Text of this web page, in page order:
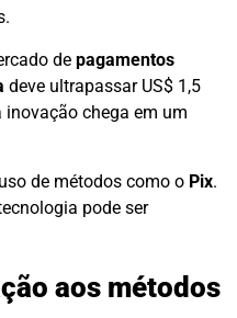
de pagamentos
deve ultrapassar US$ 1,5
chega em um
de métodos como o Pix.
pode ser
aos métodos